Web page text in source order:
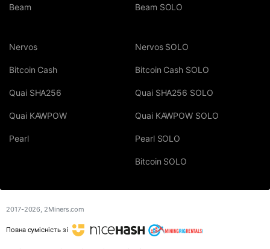
Beam Beam SOLO
Nervos
Bitcoin Cash
Quai SHA256
Quai KAWPOW
Pearl
Nervos SOLO
Bitcoin Cash SOLO
Quai SHA256 SOLO
Quai KAWPOW SOLO
Pearl SOLO
Bitcoin SOLO
2017-2026, 2Miners.com
Повна сумісність з і